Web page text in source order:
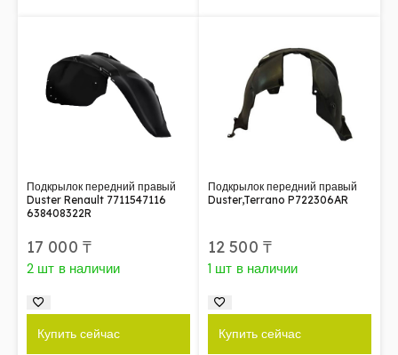
Подкрылок передний правый
Duster Renault 7711547116
638408322R
17 000 ₸
2 шт в наличии
Купить сейчас
Подкрылок передний правый
Duster,Terrano P722306AR
12 500 ₸
1 шт в наличии
Купить сейчас